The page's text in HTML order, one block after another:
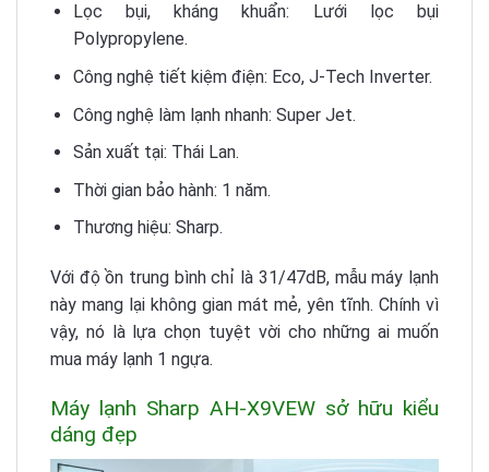
Lọc bụi, kháng khuẩn: Lưới lọc bụi
Polypropylene.
Công nghệ tiết kiệm điện: Eco, J-Tech Inverter.
Công nghệ làm lạnh nhanh: Super Jet.
Sản xuất tại: Thái Lan.
Thời gian bảo hành: 1 năm.
Thương hiệu: Sharp.
Với độ ồn trung bình chỉ là 31/47dB, mẫu máy lạnh
này mang lại không gian mát mẻ, yên tĩnh. Chính vì
vậy, nó là lựa chọn tuyệt vời cho những ai muốn
mua máy lạnh 1 ngựa.
Máy lạnh Sharp AH-X9VEW sở hữu kiểu
dáng đẹp